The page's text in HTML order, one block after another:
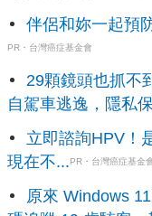
伴侶和妳一起預
PR・台灣癌症基金會
29顆鏡頭也抓不
自駕車逃逸，隱私
立即諮詢HPV！
現在不...PR・台灣癌症基金
原來 Windows